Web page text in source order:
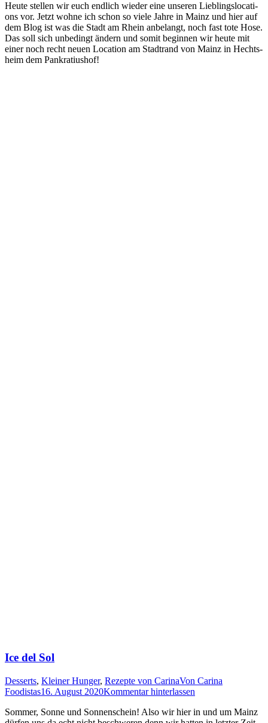
Heu­te stel­len wir euch end­lich wie­der eine unse­ren Lieb­lings­lo­ca­ti­
ons vor. Jetzt woh­ne ich schon so vie­le Jah­re in Mainz und hier auf
dem Blog ist was die Stadt am Rhein anbe­langt, noch fast tote Hose.
Das soll sich unbe­dingt ändern und somit begin­nen wir heu­te mit
einer noch recht neu­en Loca­ti­on am Stadt­rand von Mainz in Hechts­
heim dem Pankratiushof!
Ice del Sol
Desserts, Kleiner Hunger, Rezepte von CarinaVon Carina
Foodistas16. August 2020Kommentar hinterlassen
Som­mer, Son­ne und Son­nen­schein! Also wir hier in und um Mainz